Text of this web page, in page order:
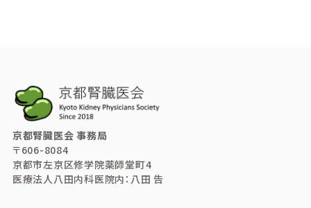
京都腎臓医会 事務局
〒606-8084
京都市左京区修学院薬師堂町4
医療法人八田内科医院内：八田 告